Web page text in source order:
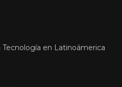
en Latinoámerica